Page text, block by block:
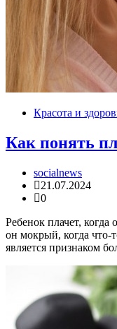
Красота и
Как понять
socialnews
21.07.2024
0
Ребенок плачет, когда
он мокрый, когда что-
является признаком